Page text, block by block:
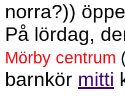
norra?))
På lördag,
Mörby centrum
barnkör mitti